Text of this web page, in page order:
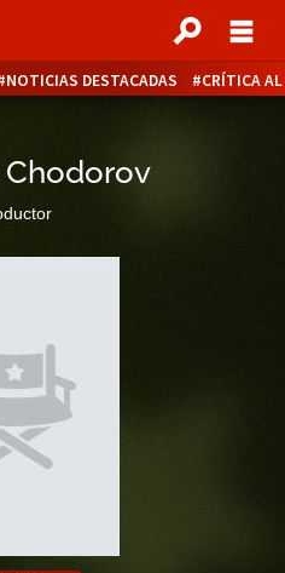
NOTICIAS DESTACADAS CRÍTICA